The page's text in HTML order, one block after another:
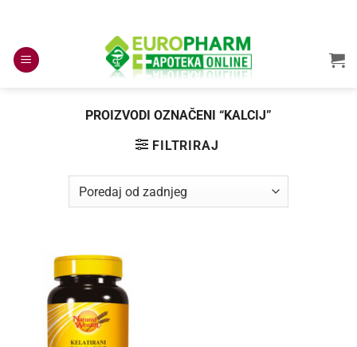
content
PROIZVODI OZNAČENI “KALCIJ”
FILTRIRAJ